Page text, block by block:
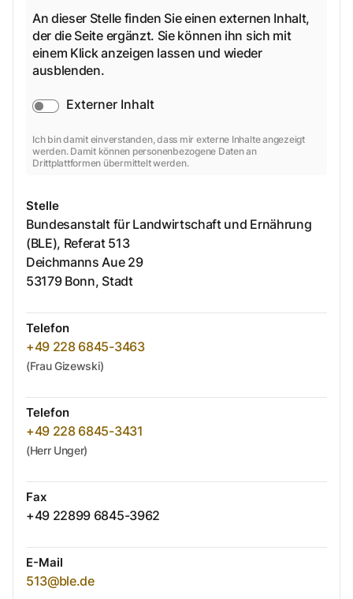
An dieser Stelle finden Sie einen externen Inhalt,
der die Seite ergänzt. Sie können ihn sich mit
einem Klick anzeigen lassen und wieder
ausblenden.
Externer Inhalt
Ich bin damit einverstanden, dass mir externe Inhalte angezeigt
werden. Damit können personenbezogene Daten an
Drittplattformen übermittelt werden.
Stelle
Bundesanstalt für Landwirtschaft und Ernährung
(BLE), Referat 513
Deichmanns Aue 29
53179 Bonn, Stadt
Telefon
+49 228 6845-3463
(Frau Gizewski)
Telefon
+49 228 6845-3431
(Herr Unger)
Fax
+49 22899 6845-3962
E-Mail
513@ble.de